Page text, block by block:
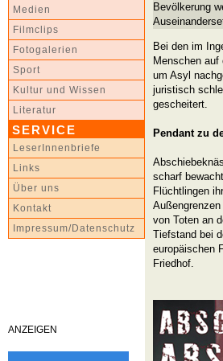
Medien
Filmclips
Fotogalerien
Sport
Kultur und Wissen
Literatur
SERVICE
LeserInnenbriefe
Links
Über uns
Kontakt
Impressum/Datenschutz
ANZEIGEN
Bevölkerung
Bei den im
Menschen
um Asyl
juristisch
gescheitert.
Pendant zu
scharf
Flüchtlingen
von Toten an
Tiefstand bei
europäischen
Friedhof.